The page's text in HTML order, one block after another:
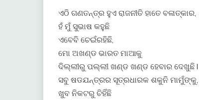
ଏଠି ଗଣତନ୍ତ୍ର ହୁଏ ରାଜନୀତି ହାତେ ବଳାତ୍କାର,
ହଁ ମୁଁ ସୁଭାଷ କହୁଛି
ଏବେବି ଚେଇଁରହିଛି,
ମୋ ଅଖଣ୍ଡ ଭାରତ ମାଆକୁ
ଦିଲ୍ଲୀରୁ ପଲ୍ଲୀ ଖଣ୍ଡ ଖଣ୍ଡ ହେବାର ଦେଖୁଛି l
ସବୁ ଷଡଯନ୍ତ୍ରର ସୂତ୍ରଧାରକ ଶକୁନି ମାମୁଁଙ୍କୁ,
ଖୁବ ନିକଟରୁ ଚିହିଁଛି